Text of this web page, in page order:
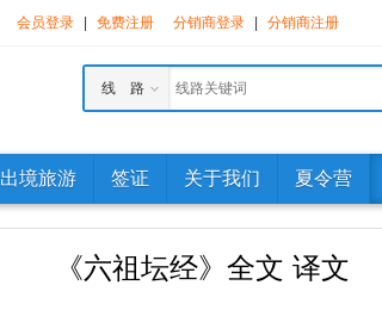
会员登录 免费注册 分销商登录 分销商注册
线 路
出境旅游 签证 关于我们 夏令营
《六祖坛经》全文 译文